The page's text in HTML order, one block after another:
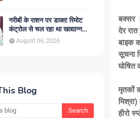
गरीबों के राशन पर डाका! रिमोट
कंट्रोल से चल रहा था खाद्यान्न
चोरी का खेल! सिमरी गोदाम कांड में
एजीएम हटे, ट्रांसपोर्टर पर शिकंजा,
August 06, 2026
Blog
बक्सर
देर
बाइक
सूचना
घोषित
मृतकों
हीरो